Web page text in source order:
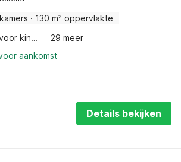
· 130 m² oppervlakte
Leuk voor kinderen
29 meer
aankomst
Details bekijken